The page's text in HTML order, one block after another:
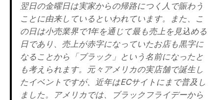
翌日の金曜日は実家からの帰路につく人で賑わう
ことに由来しているといわれています。また、こ
の日は小売業界で1年を通じて最も売上を見込める
日であり、売上が赤字になっていたお店も黒字に
なることから「ブラック」という名前になったと
も考えられます。元々アメリカの実店舗で誕生し
たイベントですが、近年はECサイトにまで普及し
ました。アメリカでは、ブラックフライデーから